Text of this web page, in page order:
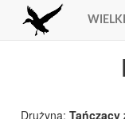
Drużyna:Tańczący